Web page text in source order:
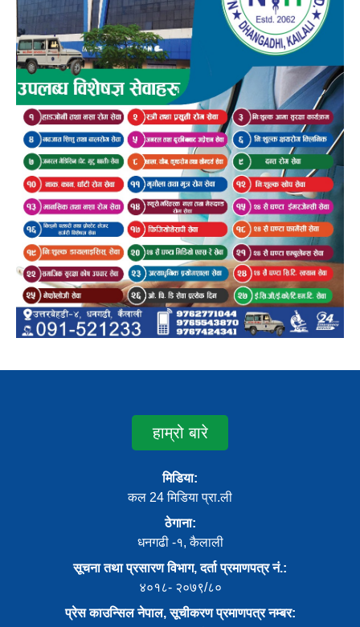
हाम्रो बारे
मिडिया:
कल 24 मिडिया प्रा.ली
ठेगाना:
धनगढी -१, कैलाली
सूचना तथा प्रसारण विभाग, दर्ता प्रमाणपत्र नं.:
४०१८- २०७९/८०
प्रेस काउन्सिल नेपाल, सूचीकरण प्रमाणपत्र नम्बर: